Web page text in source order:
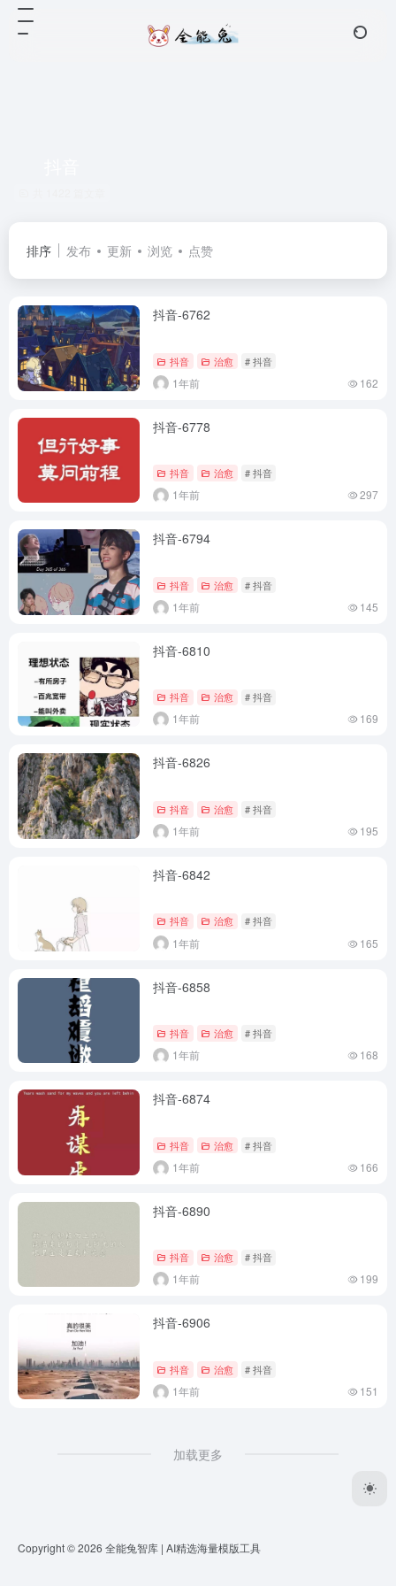
排序 发布 更新 浏览 点赞
抖音-6762
抖音 治愈 # 抖音
1年前 162
抖音-6778
抖音 治愈 # 抖音
1年前 297
抖音-6794
抖音 治愈 # 抖音
1年前 145
抖音-6810
抖音 治愈 # 抖音
1年前 169
抖音-6826
抖音 治愈 # 抖音
1年前 195
抖音-6842
抖音 治愈 # 抖音
1年前 165
抖音-6858
抖音 治愈 # 抖音
1年前 168
抖音-6874
抖音 治愈 # 抖音
1年前 166
抖音-6890
抖音 治愈 # 抖音
1年前 199
抖音-6906
抖音 治愈 # 抖音
1年前 151
加载更多
Copyright © 2026 全能兔智库 | AI精选海量模版工具